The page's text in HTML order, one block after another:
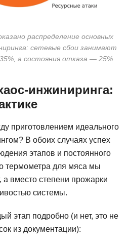
распределение основных
сетевые сбои занимают
а состояния отказа — 25%
инжиниринга:
приготовлением идеального
В обоих случаях успех
этапов и постоянного
термометра для мяса мы
а вместо степени прожарки
системы.
этап подробно (и нет, это не
из документации):